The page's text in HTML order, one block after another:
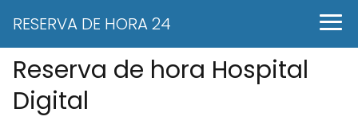
RESERVA DE HORA 24
Reserva de hora Hospital
Digital